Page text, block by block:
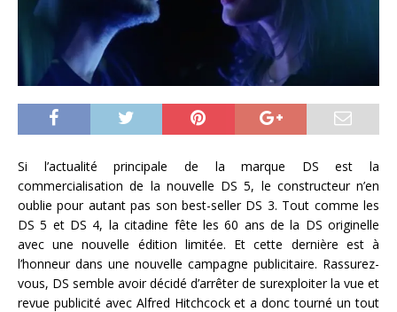
Si l’actualité principale de la marque DS est la
commercialisation de la nouvelle DS 5, le constructeur n’en
oublie pour autant pas son best-seller DS 3. Tout comme les
DS 5 et DS 4, la citadine fête les 60 ans de la DS originelle
avec une nouvelle édition limitée. Et cette dernière est à
l’honneur dans une nouvelle campagne publicitaire. Rassurez-
vous, DS semble avoir décidé d’arrêter de surexploiter la vue et
revue publicité avec Alfred Hitchcock et a donc tourné un tout